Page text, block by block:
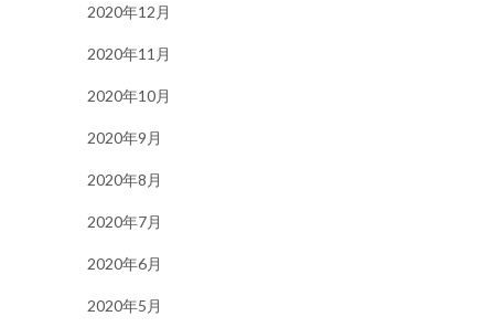
2020年12月
2020年11月
2020年10月
2020年9月
2020年8月
2020年7月
2020年6月
2020年5月